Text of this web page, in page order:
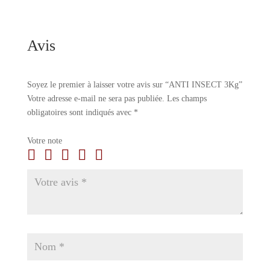
Avis
Soyez le premier à laisser votre avis sur “ANTI INSECT 3Kg”
Votre adresse e-mail ne sera pas publiée. Les champs
obligatoires sont indiqués avec *
Votre note